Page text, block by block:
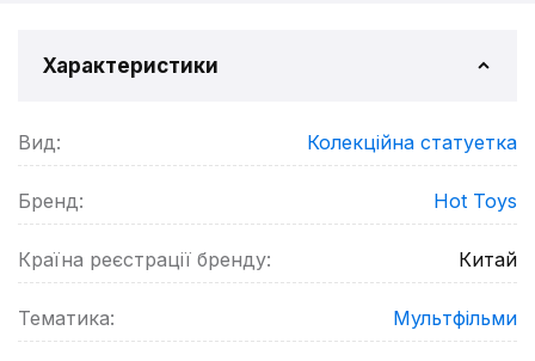
Характеристики
Вид: Колекційна статуетка
Бренд: Hot Toys
Країна реєстрації бренду: Китай
Тематика: Мультфільми